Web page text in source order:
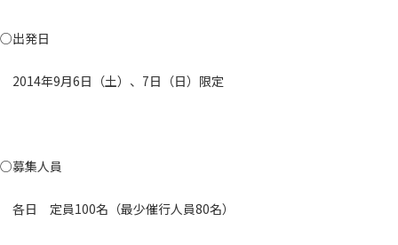
○出発日
2014年9月6日（土）、7日（日）限定
○募集人員
各日 定員100名（最少催行人員80名）